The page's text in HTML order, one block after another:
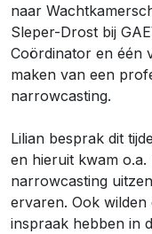
naar
Sleper-Drost bij
Coördinator en één
maken van een
narrowcasting.
Lilian besprak dit
en hieruit kwam
narrowcasting
ervaren. Ook wilden
inspraak hebben in